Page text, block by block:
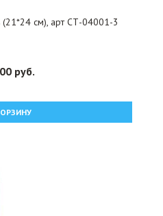
(21*24 см), арт СТ-04001-3
руб.